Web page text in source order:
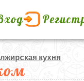
кухня